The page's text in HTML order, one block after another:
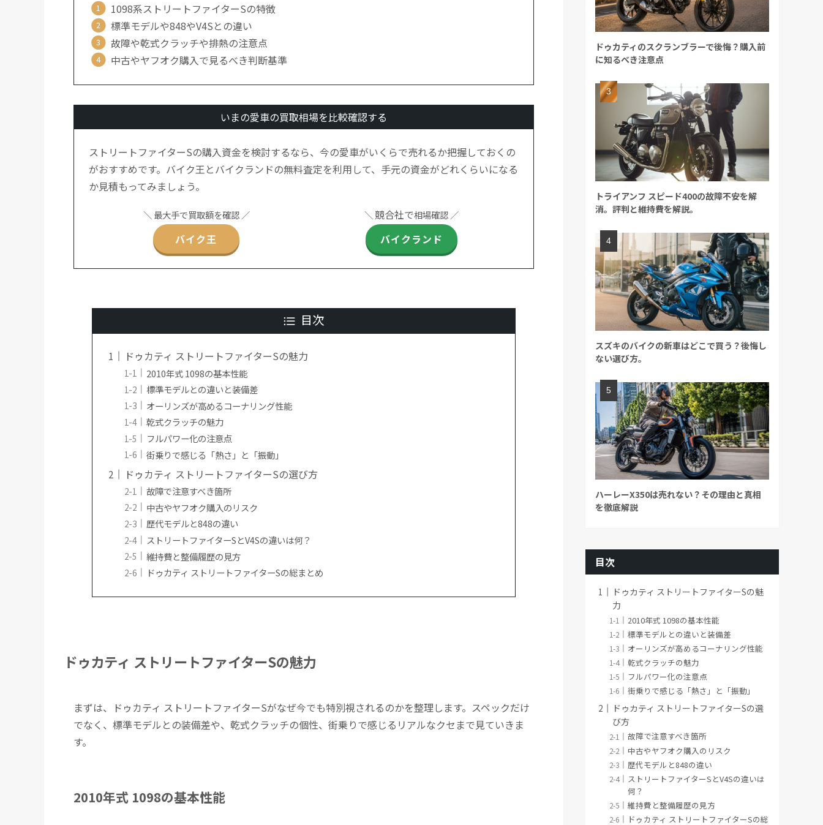
1098系ストリートファイターSの特徴
標準モデルや848やV4Sとの違い
故障や乾式クラッチや排熱の注意点
中古やヤフオク購入で見るべき判断基準
いまの愛車の買取相場を比較確認する
ストリートファイターSの購入資金を検討するなら、今の愛車がいくらで売れるか把握しておくの
がおすすめです。バイク王とバイクランドの無料査定を利用して、手元の資金がどれくらいになる
か見積もってみましょう。
＼ 最大手で買取額を確認 ／
バイク王
＼ 競合社で相場確認 ／
バイクランド
目次
ドゥカティ ストリートファイターSの魅力
2010年式 1098の基本性能
標準モデルとの違いと装備差
オーリンズが高めるコーナリング性能
乾式クラッチの魅力
フルパワー化の注意点
街乗りで感じる「熱さ」と「振動」
ドゥカティ ストリートファイターSの選び方
故障で注意すべき箇所
中古やヤフオク購入のリスク
歴代モデルと848の違い
ストリートファイターSとV4Sの違いは何？
維持費と整備履歴の見方
ドゥカティ ストリートファイターSの総まとめ
ドゥカティ ストリートファイターSの魅力
まずは、ドゥカティ ストリートファイターSがなぜ今でも特別視されるのかを整理します。スペックだけ
でなく、標準モデルとの装備差や、乾式クラッチの個性、街乗りで感じるリアルなクセまで見ていきま
す。
2010年式 1098の基本性能
ドゥカティのスクランブラーで後悔？購入前
に知るべき注意点
トライアンフ スピード400の故障不安を解
消。評判と維持費を解説。
スズキのバイクの新車はどこで買う？後悔し
ない選び方。
ハーレーX350は売れない？その理由と真相
を徹底解説
目次
ドゥカティ ストリートファイターSの魅
力
2010年式 1098の基本性能
標準モデルとの違いと装備差
オーリンズが高めるコーナリング性能
乾式クラッチの魅力
フルパワー化の注意点
街乗りで感じる「熱さ」と「振動」
ドゥカティ ストリートファイターSの選
び方
故障で注意すべき箇所
中古やヤフオク購入のリスク
歴代モデルと848の違い
ストリートファイターSとV4Sの違いは
何？
維持費と整備履歴の見方
ドゥカティ ストリートファイターSの総